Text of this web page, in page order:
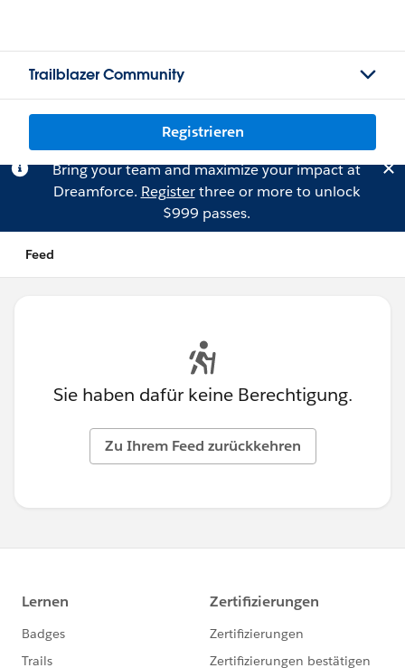
Trailblazer Community
Registrieren
Bring your team and maximize your impact at
Dreamforce. Registerthree or more to unlock
$999 passes.
Feed
Sie haben dafür keine Berechtigung.
Zu Ihrem Feed zurückkehren